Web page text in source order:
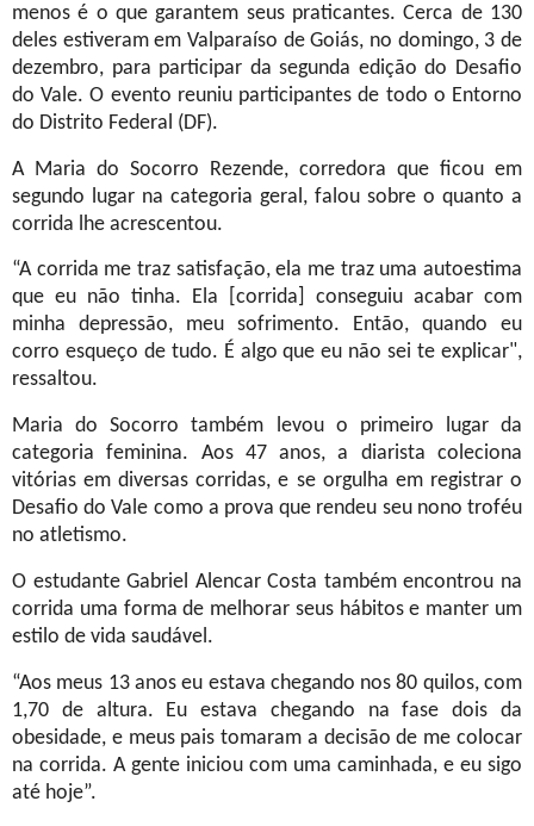
menos é o que garantem seus praticantes. Cerca de 130
deles estiveram em Valparaíso de Goiás, no domingo, 3 de
dezembro, para participar da segunda edição do Desafio
do Vale. O evento reuniu participantes de todo o Entorno
do Distrito Federal (DF).
A Maria do Socorro Rezende, corredora que ficou em
segundo lugar na categoria geral, falou sobre o quanto a
corrida lhe acrescentou.
“A corrida me traz satisfação, ela me traz uma autoestima
que eu não tinha. Ela [corrida] conseguiu acabar com
minha depressão, meu sofrimento. Então, quando eu
corro esqueço de tudo. É algo que eu não sei te explicar",
ressaltou.
Maria do Socorro também levou o primeiro lugar da
categoria feminina. Aos 47 anos, a diarista coleciona
vitórias em diversas corridas, e se orgulha em registrar o
Desafio do Vale como a prova que rendeu seu nono troféu
no atletismo.
O estudante Gabriel Alencar Costa também encontrou na
corrida uma forma de melhorar seus hábitos e manter um
estilo de vida saudável.
“Aos meus 13 anos eu estava chegando nos 80 quilos, com
1,70 de altura. Eu estava chegando na fase dois da
obesidade, e meus pais tomaram a decisão de me colocar
na corrida. A gente iniciou com uma caminhada, e eu sigo
até hoje”.